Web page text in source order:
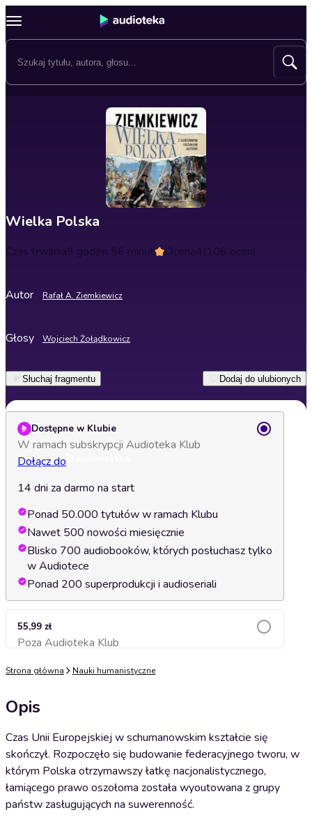
Wielka Polska
Czas trwania9 godzin 56 minut Ocena4(106 ocen)
Autor Rafał A. Ziemkiewicz
Głosy Wojciech Żołądkowicz
Słuchaj fragmentu Dodaj do ulubionych
Dostępne w Klubie
W ramach subskrypcji Audioteka Klub
Dołącz do
14 dni za darmo na start
Ponad 50.000 tytułów w ramach Klubu
Nawet 500 nowości miesięcznie
Blisko 700 audiobooków, których posłuchasz tylko
w Audiotece
Ponad 200 superprodukcji i audioseriali
55,99 zł
Poza Audioteka KlubDodaj do koszyka
Strona główna Nauki humanistyczne
Opis
Czas Unii Europejskiej w schumanowskim kształcie się
skończył. Rozpoczęło się budowanie federacyjnego tworu, w
którym Polska otrzymawszy łatkę nacjonalistycznego,
łamiącego prawo oszołoma została wyoutowana z grupy
państw zasługujących na suwerenność.